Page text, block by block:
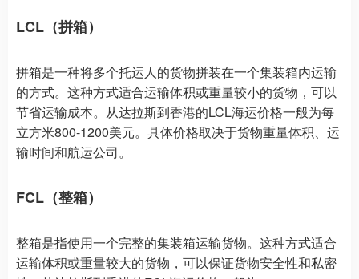
LCL（拼箱）
拼箱是一种将多个托运人的货物拼装在一个集装箱内运输
的方式。这种方式适合运输体积或重量较小的货物，可以
节省运输成本。从达拉斯到香港的LCL海运价格一般为每
立方米800-1200美元。具体价格取决于货物重量体积、运
输时间和航运公司。
FCL（整箱）
整箱是指使用一个完整的集装箱运输货物。这种方式适合
运输体积或重量较大的货物，可以保证货物安全性和私密